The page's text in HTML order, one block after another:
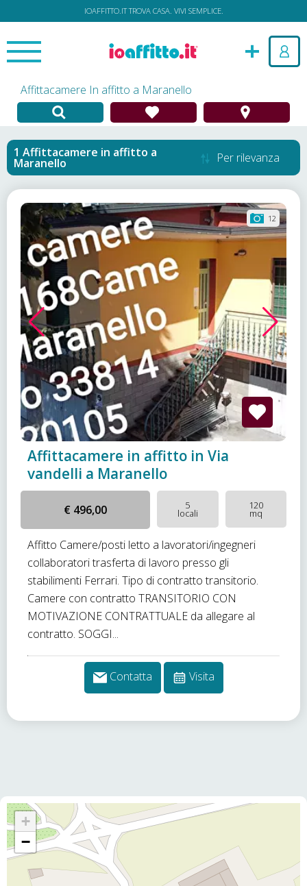
IOAFFITTO.IT TROVA CASA. VIVI SEMPLICE.
Affittacamere In affitto a Maranello
Affittacamere in affitto a
Maranello Per rilevanza
12
Affittacamere in affitto in Via
vandelli a Maranello
€ 496,00 5
locali
120
mq
Affitto Camere/posti letto a lavoratori/ingegneri
collaboratori trasferta di lavoro presso gli
stabilimenti Ferrari. Tipo di contratto transitorio.
Camere con contratto TRANSITORIO CON
MOTIVAZIONE CONTRATTUALE da allegare al
contratto. SOGGI...
Contatta Visita
+
−